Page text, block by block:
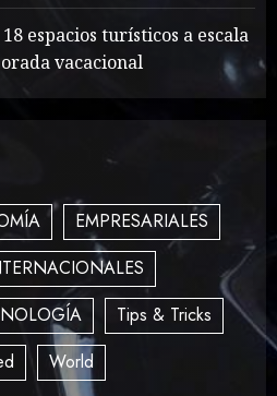
14, 2024 867
Talk? Its About Weight
To Write Award
Blog Headlines
14, 2024
espacios turísticos a escala
vacacional
EMPRESARIALES
Tips & Tricks
World